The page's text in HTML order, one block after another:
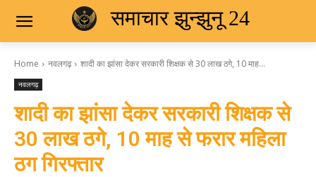
समाचार झुन्झुनू 24
Home नवलगढ़ शादी का झांसा देकर सरकारी शिक्षक से 30 लाख ठगे, 10 माह...
नवलगढ़
शादी का झांसा देकर सरकारी शिक्षक से
30 लाख ठगे, 10 माह से फरार महिला
ठग गिरफ्तार